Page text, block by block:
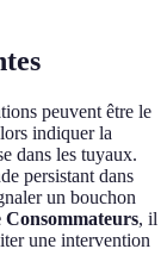
peuvent être le
indiquer la
dans les tuyaux.
persistant dans
un bouchon
, il
une intervention